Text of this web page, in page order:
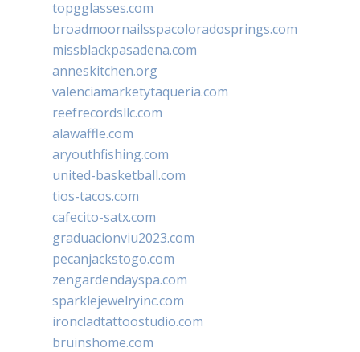
topgglasses.com
broadmoornailsspacoloradosprings.com
missblackpasadena.com
anneskitchen.org
valenciamarketytaqueria.com
reefrecordsllc.com
alawaffle.com
aryouthfishing.com
united-basketball.com
tios-tacos.com
cafecito-satx.com
graduacionviu2023.com
pecanjackstogo.com
zengardendayspa.com
sparklejewelryinc.com
ironcladtattoostudio.com
bruinshome.com